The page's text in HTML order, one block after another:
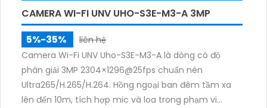
CAMERA WI-FI UNV UHO-S3E-M3-A 3MP
5%-35%
liên hệ
Camera Wi-Fi UNV Uho-S3E-M3-A là dòng có độ
phân giải 3MP 2304×1296@25fps chuẩn nén
Ultra265/H.265/H.264. Hồng ngoại ban đêm tầm xa
lên đến 10m, tích hợp mic và loa trong phạm vi